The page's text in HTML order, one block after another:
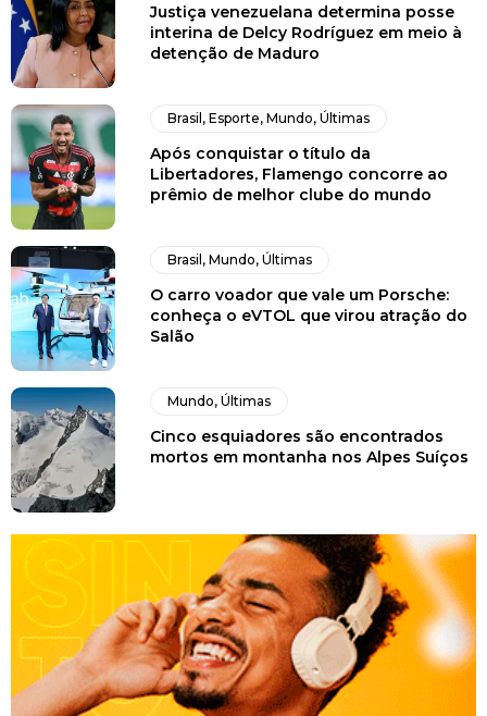
Justiça venezuelana determina posse
interina de Delcy Rodríguez em meio à
detenção de Maduro
Brasil ,Esporte,Mundo,Últimas
Após conquistar o título da
Libertadores, Flamengo concorre ao
prêmio de melhor clube do mundo
Brasil ,Mundo,Últimas
O carro voador que vale um Porsche:
conheça o eVTOL que virou atração do
Salão
Mundo,Últimas
Cinco esquiadores são encontrados
mortos em montanha nos Alpes Suíços